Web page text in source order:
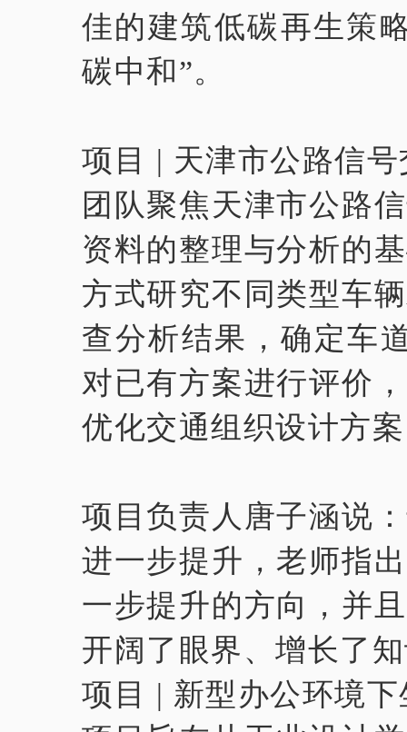
佳的建筑低碳再生策
碳中和”。
项目 | 天津市公路信
团队聚焦天津市公路
资料的整理与分析的
方式研究不同类型车
查分析结果，确定车
对已有方案进行评价
优化交通组织设计方
项目负责人唐子涵说
进一步提升，老师指
一步提升的方向，并
开阔了眼界、增长了
项目 | 新型办公环境